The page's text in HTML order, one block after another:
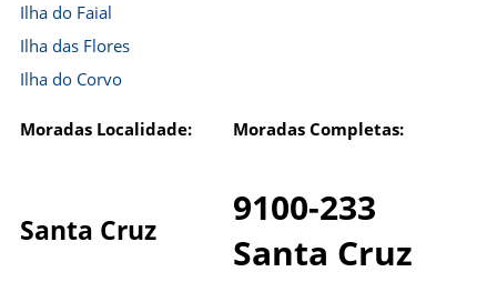
Ilha do Faial
Ilha das Flores
Ilha do Corvo
Moradas Localidade: Moradas Completas:
Santa Cruz
9100-233
Santa Cruz